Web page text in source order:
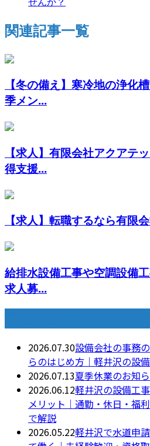
関連記事一覧
【冬の備え】寒冷地の浄化
季メン...
【求人】有限会社アクアテ
得支援...
【求人】転職するなら有限
給排水設備工事や空調設備
求人募...
2026.07.30設備会社の事務
らのはじめ方｜軽井沢の設
2026.07.13夏季休業のお知
2026.06.12軽井沢の設備工
メリット｜通勤・休日・福
で解説
2026.05.22軽井沢で水道申